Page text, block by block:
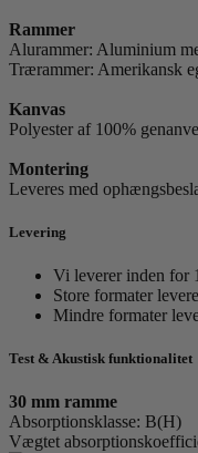
Rammer
Alurammer: Aluminium
Trærammer: Amerikansk
Kanvas
Polyester af 100%
Montering
Leveres med
Levering
Vi leverer inden for
Store formater
Mindre formater
Test & Akustisk funktionalitet
30 mm ramme
Absorptionsklasse: B(H)
Vægtet